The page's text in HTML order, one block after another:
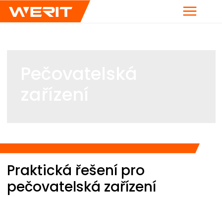
Menu
Breadcrumb
Praktická řešení pro
pečovatelská zařízení